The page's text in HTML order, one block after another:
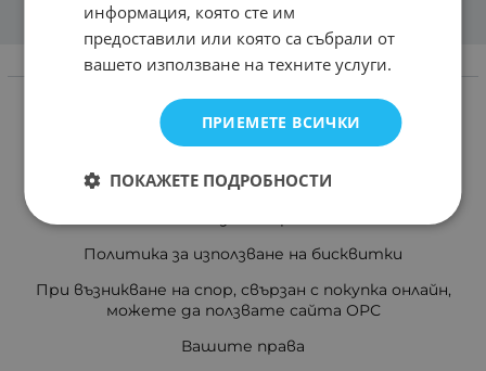
Информация
Доставка и плащане
Връщане и замяна
Общи условия за ползване
Политика за използване на бисквитки
При възникване на спор, свързан с покупка онлайн,
можете да ползвате сайта ОРС
Вашите права
информация, която сте им
предоставили или която са събрали от
вашето използване на техните услуги.
ПРИЕМЕТЕ ВСИЧКИ
ПОКАЖЕТЕ ПОДРОБНОСТИ